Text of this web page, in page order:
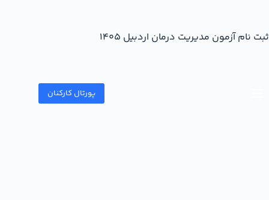
پورتال کارکنان
ثبت نام آزمون مدیریت درمان اردبیل 1405